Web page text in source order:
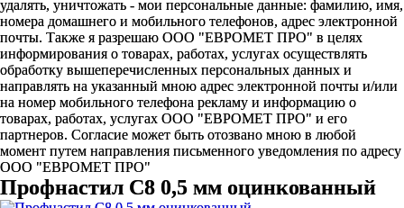
удалять, уничтожать - мои персональные данные: фамилию, имя,
номера домашнего и мобильного телефонов, адрес электронной
почты. Также я разрешаю ООО "ЕВРОМЕТ ПРО" в целях
информирования о товарах, работах, услугах осуществлять
обработку вышеперечисленных персональных данных и
направлять на указанный мною адрес электронной почты и/или
на номер мобильного телефона рекламу и информацию о
товарах, работах, услугах ООО "ЕВРОМЕТ ПРО" и его
партнеров. Согласие может быть отозвано мною в любой
момент путем направления письменного уведомления по адресу
ООО "ЕВРОМЕТ ПРО"
Профнастил С8 0,5 мм оцинкованный